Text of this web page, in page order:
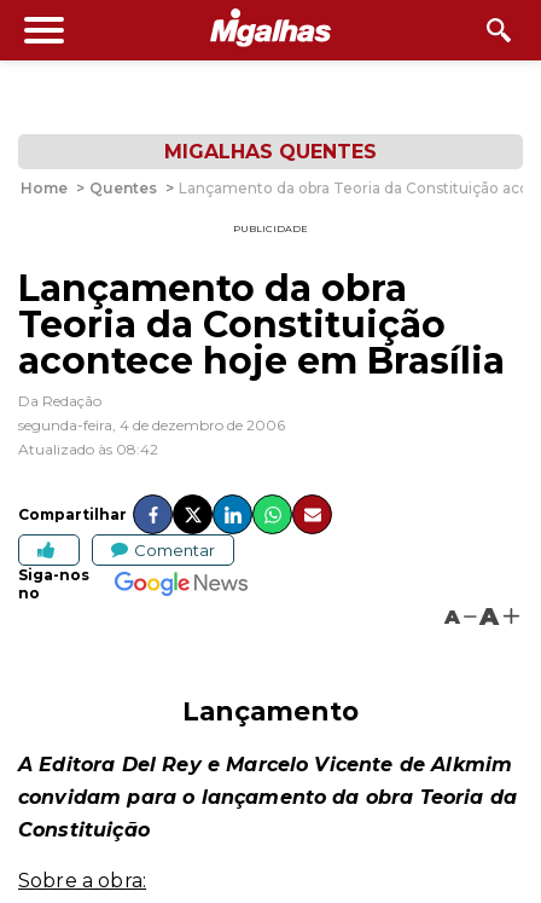
MIGALHAS QUENTES
Home > Quentes > Lançamento da obra Teoria da Constituição
PUBLICIDADE
Lançamento da obra
Teoria da Constituição
acontece hoje em Brasília
Da Redação
segunda-feira, 4 de dezembro de 2006
Atualizado às 08:42
Compartilhar
Comentar
Siga-nos
no
A A
Lançamento
A Editora Del Rey e Marcelo Vicente de Alkmim
convidam para o lançamento da obra Teoria da
Constituição
Sobre a obra: